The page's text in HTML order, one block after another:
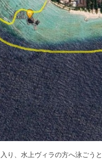
り、水上ヴィラの方へ泳ごう